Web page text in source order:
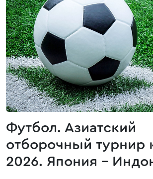
Футбол. Азиатский
отборочный турнир
2026. Япония -